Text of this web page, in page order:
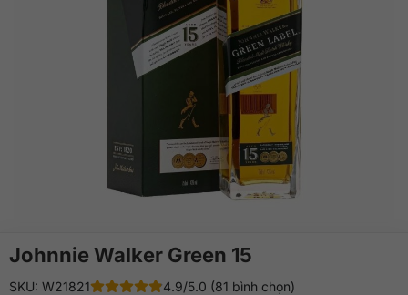
Johnnie Walker Green 15
SKU: W21821
4.9/5.0 (81 bình chọn)